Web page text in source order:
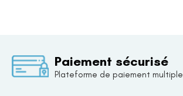
Paiement sécurisé
Plateforme de paiement multiple